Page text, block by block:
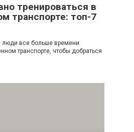
тренироваться в
транспорте: топ-7
все больше времени
транспорте, чтобы добраться